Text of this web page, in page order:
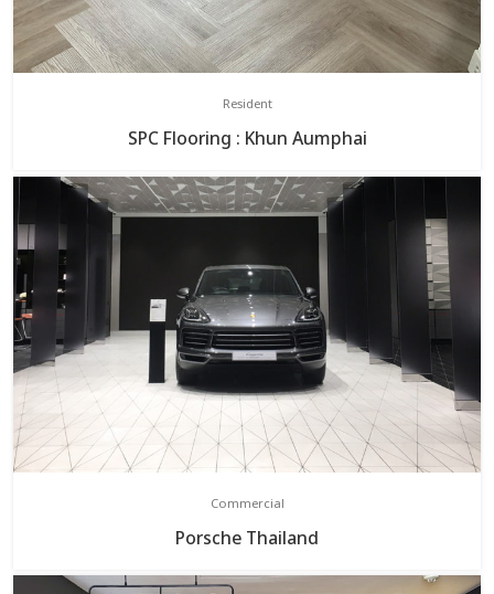
Resident
SPC Flooring : Khun Aumphai
Commercial
Porsche Thailand